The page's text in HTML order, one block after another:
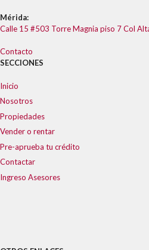
Mérida:
Calle 15 #503 Torre Magnia piso 7 Col
Contacto
SECCIONES
Inicio
Nosotros
Propiedades
Vender o rentar
Pre-aprueba tu crédito
Contactar
Ingreso Asesores